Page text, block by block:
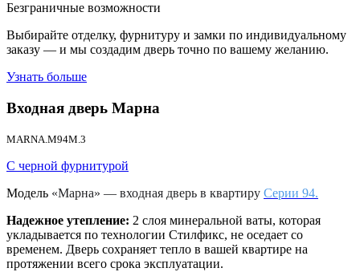
Безграничные возможности
Выбирайте отделку, фурнитуру и замки по индивидуальному
заказу — и мы создадим дверь точно по вашему желанию.
Узнать больше
Входная дверь Марна
MARNA.M94M.3
С черной фурнитурой
Модель «Марна» — входная дверь в квартиру Серии 94.
Надежное утепление: 2 слоя минеральной ваты, которая
укладывается по технологии Стилфикс, не оседает со
временем. Дверь сохраняет тепло в вашей квартире на
протяжении всего срока эксплуатации.